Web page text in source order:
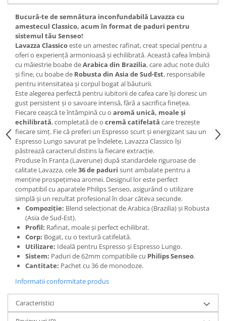
Bucură-te de semnătura inconfundabilă Lavazza cu
amestecul Classico, acum în format de paduri pentru
sistemul tău Senseo!
Lavazza Classicoeste un amestec rafinat, creat special pentru a
oferi o experiență armonioasă și echilibrată. Această cafea îmbină
cu măiestrie boabe deArabica din Brazilia, care aduc note dulci
și fine, cu boabe de Robusta din Asia de Sud-Est, responsabile
pentru intensitatea și corpul bogat al băuturii.
Este alegerea perfectă pentru iubitorii de cafea care își doresc un
gust persistent și o savoare intensă, fără a sacrifica finețea.
Fiecare ceașcă te întâmpină cu o aromă unică, moale și
echilibrată, completată de o cremă catifelată care trezește
fiecare simț. Fie că preferi un Espresso scurt și energizant sau un
Espresso Lungo savurat pe îndelete, Lavazza Classico își
păstrează caracterul distins la fiecare extracție.
Produse în Franța (Laverune) după standardele riguroase de
calitate Lavazza, cele36 de paduri sunt ambalate pentru a
menține prospețimea aromei. Designul lor este perfect
compatibil cu aparatele Philips Senseo, asigurând o utilizare
simplă și un rezultat profesional în doar câteva secunde.
Compoziție: Blend selecționat de Arabica (Brazilia) și Robusta
(Asia de Sud-Est).
Profil: Rafinat, moale și perfect echilibrat.
Corp: Bogat, cu o textură catifelată.
Utilizare: Ideală pentru Espresso și Espresso Lungo.
Sistem: Paduri de 62mm compatibile cu Philips Senseo.
Cantitate: Pachet cu 36 de monodoze.
Informatii conformitate produs
Caracteristici